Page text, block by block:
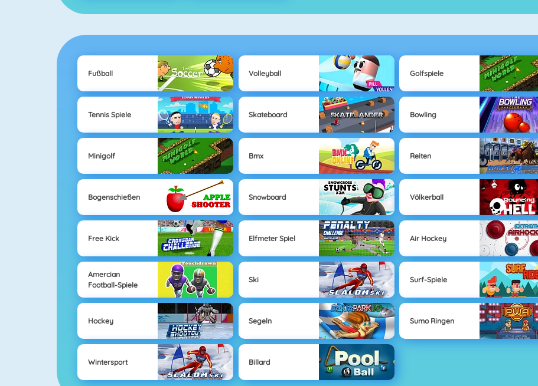
Fußball Volleyball Golfspiele
Tennis Spiele Skateboard Bowling
Minigolf Bmx Reiten
Bogenschießen Snowboard Völkerball
Free Kick Elfmeter Spiel Air Hockey
Amercian
Football-Spiele
Ski Surf-Spiele
Hockey Segeln Sumo Ringen
Wintersport Billard